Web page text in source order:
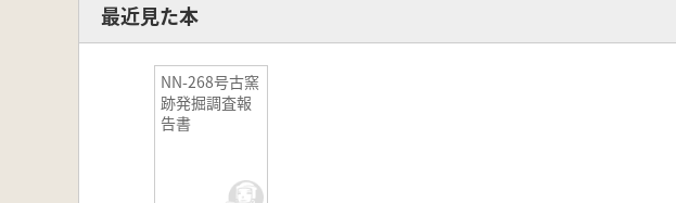
最近見た本
NN-268号古窯
跡発掘調査報
告書